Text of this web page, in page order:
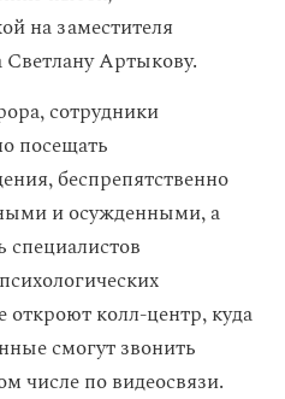
на заместителя
Светлану Артыкову.
сотрудники
посещать
беспрепятственно
и осужденными, а
специалистов
откроют колл-центр, куда
смогут звонить
числе по видеосвязи.